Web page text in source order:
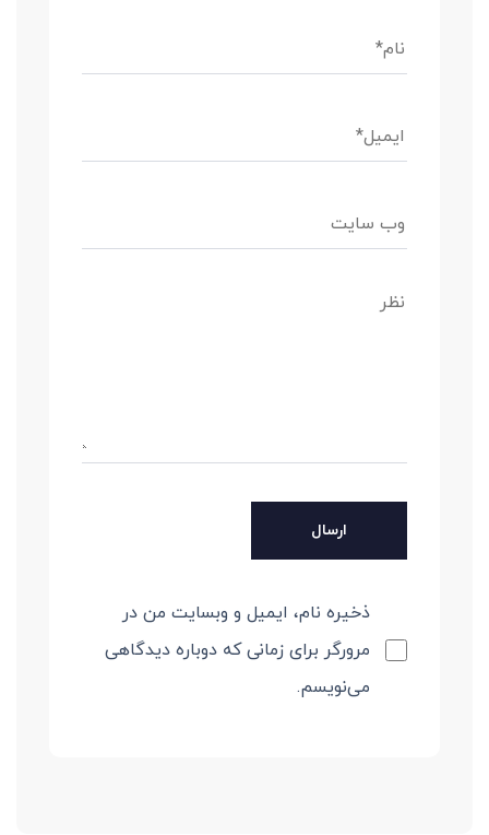
ذخیره نام، ایمیل و وبسایت من در
مرورگر برای زمانی که دوباره دیدگاهی
می‌نویسم.